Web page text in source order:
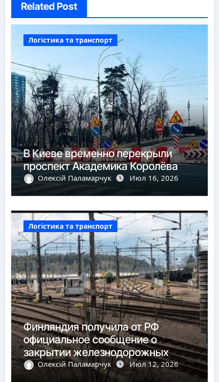
Related Post
Логістика та транспорт
В Киеве временно перекрыли
проспект Академика Королёва
Олексій Паламарчук Июл 16, 2026
Логістика та транспорт
Финляндия получила от РФ
официальное сообщение о
закрытии железнодорожных
пунктов пропуска
Олексій Паламарчук Июл 12, 2026